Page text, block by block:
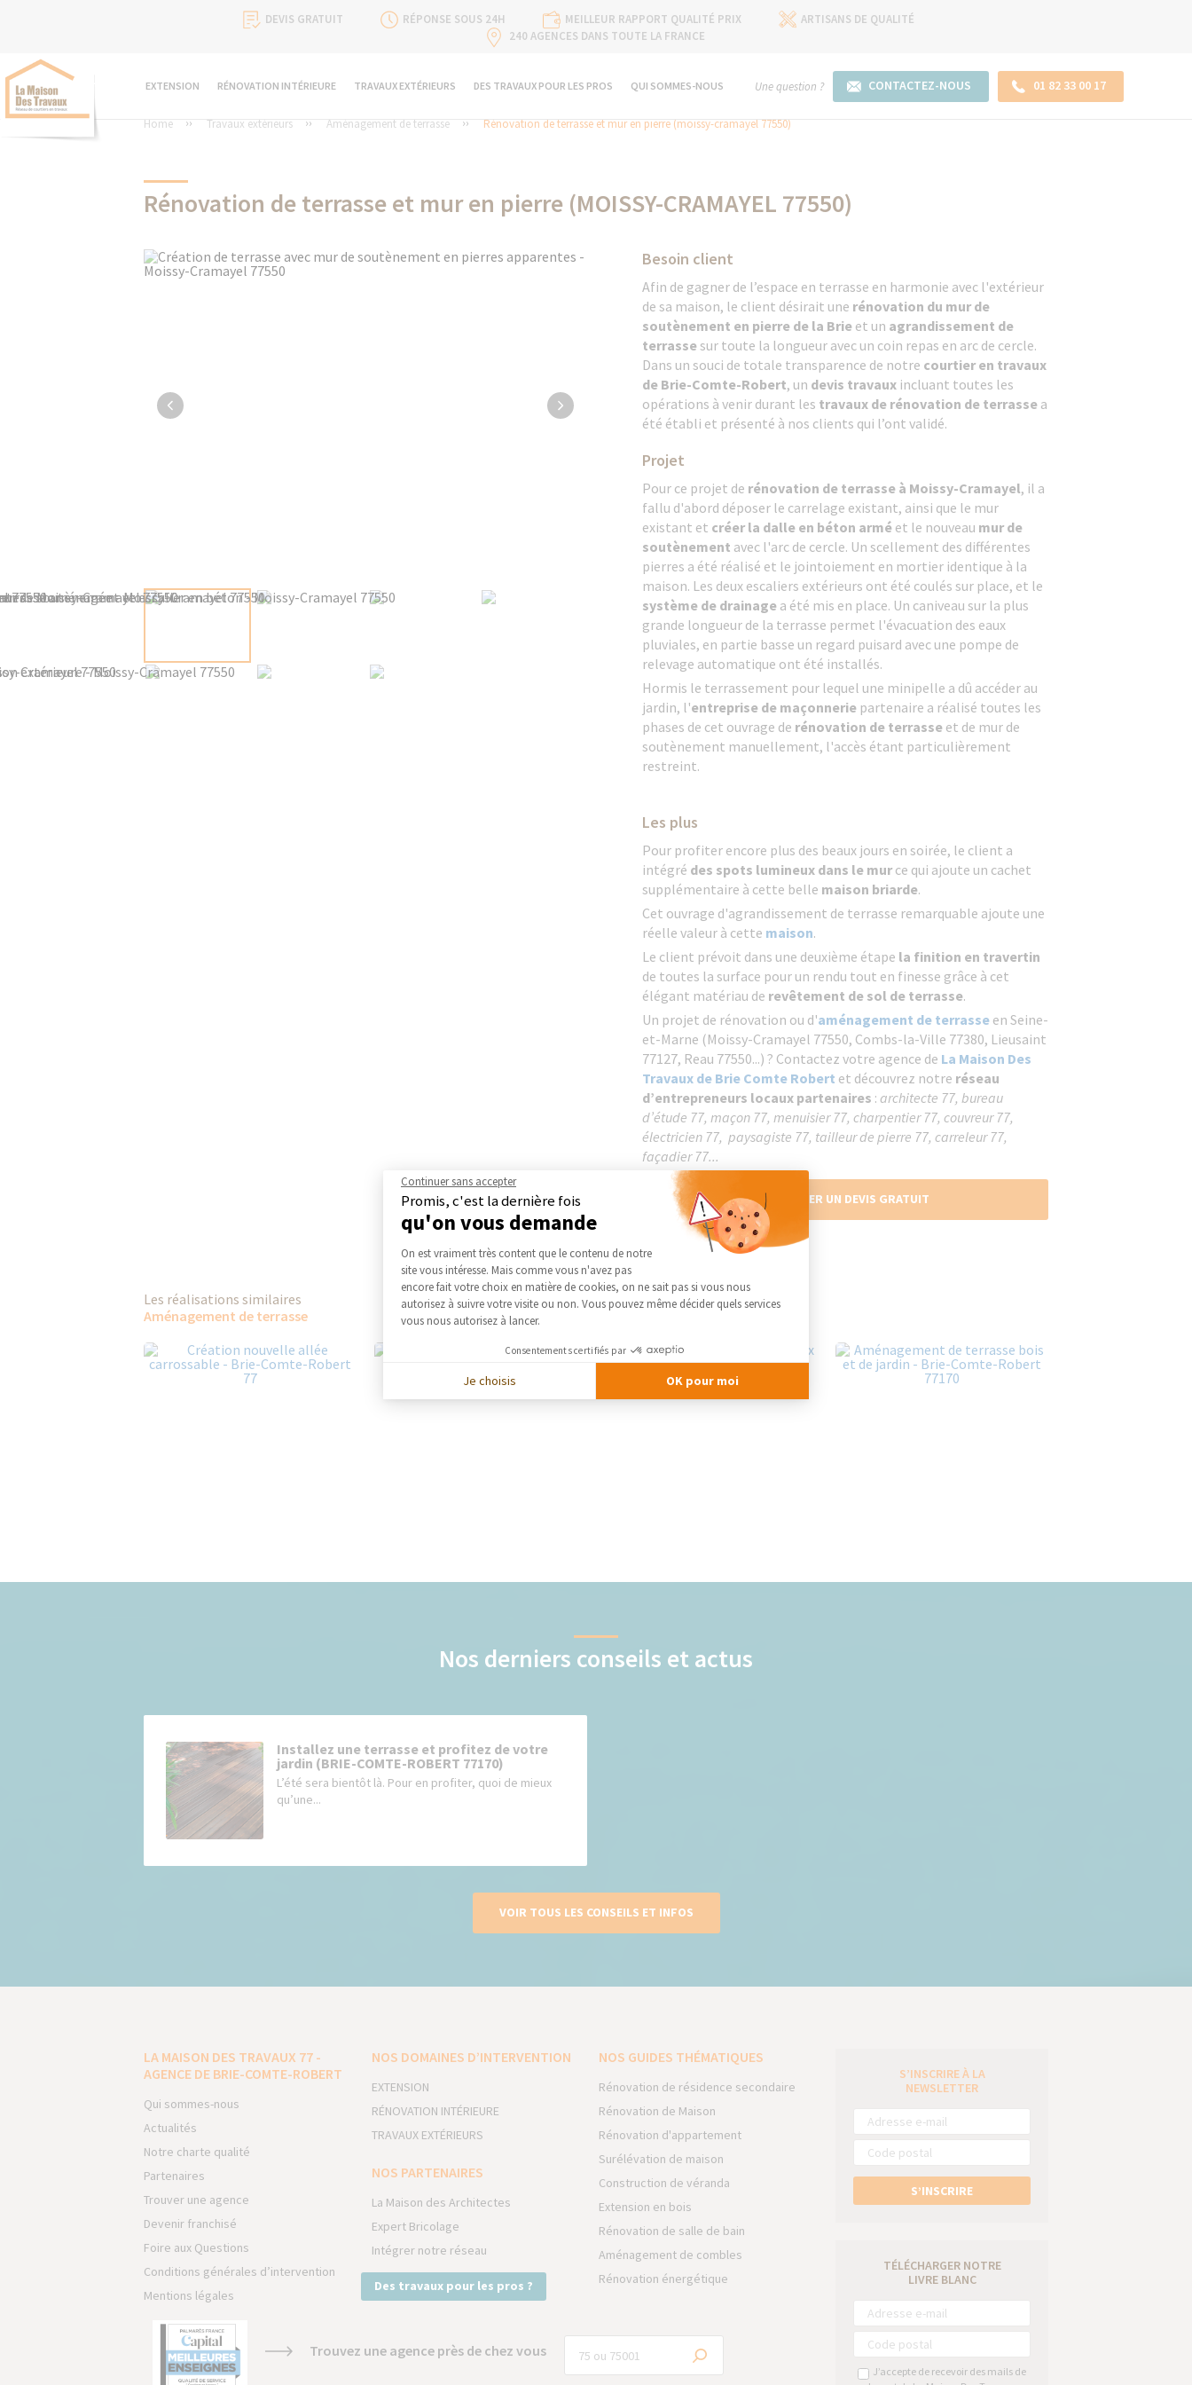
DEVIS GRATUIT RÉPONSE SOUS 24H MEILLEUR RAPPORT QUALITÉ PRIX
ARTISANS DE QUALITÉ
240 AGENCES DANS TOUTE LA FRANCE
EXTENSION RÉNOVATION INTÉRIEURE TRAVAUX EXTÉRIEURS DES TRAVAUX POUR LES PROS QUI SOMMES-NOUS Une question ? CONTACTEZ-NOUS 01 82 33 00 17
Home Travaux extérieurs Aménagement de terrasse Rénovation de terrasse et mur en pierre (moissy-cramayel 77550)
Rénovation de terrasse et mur en pierre (MOISSY-CRAMAYEL 77550)
Besoin client
Afin de gagner de l’espace en terrasse en harmonie avec l'extérieur
de sa maison, le client désirait une rénovation du mur de
soutènement en pierre de la Brie et un agrandissement de
terrassesur toute la longueur avec un coin repas en arc de cercle.
Dans un souci de totale transparence de notre courtier en travaux
de Brie-Comte-Robert, un devis travaux incluant toutes les
opérations à venir durant les travaux de rénovation de terrasse a
été établi et présenté à nos clients qui l’ont validé.
Projet
Pour ce projet de rénovation de terrasse à Moissy-Cramayel, il a
fallu d'abord déposer le carrelage existant, ainsi que le mur
existant et créer la dalle en béton armé et le nouveau mur de
soutènement avec l'arc de cercle. Un scellement des différentes
pierres a été réalisé et le jointoiement en mortier identique à la
maison. Les deux escaliers extérieurs ont été coulés sur place, et le
système de drainage a été mis en place. Un caniveau sur la plus
grande longueur de la terrasse permet l'évacuation des eaux
pluviales, en partie basse un regard puisard avec une pompe de
relevage automatique ont été installés.
Hormis le terrassement pour lequel une minipelle a dû accéder au
jardin, l'entreprise de maçonnerie partenaire a réalisé toutes les
phases de cet ouvrage de rénovation de terrasse et de mur de
soutènement manuellement, l'accès étant particulièrement
restreint.
Les plus
Pour profiter encore plus des beaux jours en soirée, le client a
intégré des spots lumineux dans le mur ce qui ajoute un cachet
supplémentaire à cette belle maison briarde.
Cet ouvrage d'agrandissement de terrasse remarquable ajoute une
réelle valeur à cette maison.
Le client prévoit dans une deuxième étape la finition en travertin
de toutes la surface pour un rendu tout en finesse grâce à cet
élégant matériau de revêtement de sol de terrasse.
Un projet de rénovation ou d'aménagement de terrasse en Seine-
et-Marne (Moissy-Cramayel 77550, Combs-la-Ville 77380, Lieusaint
77127, Reau 77550...) ? Contactez votre agence de La Maison Des
Travaux de Brie Comte Robert et découvrez notre réseau
d’entrepreneurs locaux partenaires : architecte 77, bureau
d’étude 77, maçon 77, menuisier 77, charpentier 77, couvreur 77,
électricien 77, paysagiste 77, tailleur de pierre 77, carreleur 77,
façadier 77...
DEMANDER UN DEVIS GRATUIT
Les réalisations similaires
Aménagement de terrasse
Nos derniers conseils et actus
Installez une terrasse et profitez de votre
jardin (BRIE-COMTE-ROBERT 77170)
L’été sera bientôt là. Pour en profiter, quoi de mieux
qu’une...
VOIR TOUS LES CONSEILS ET INFOS
LA MAISON DES TRAVAUX 77 -
AGENCE DE BRIE-COMTE-ROBERT
Qui sommes-nous
Actualités
Notre charte qualité
Partenaires
Trouver une agence
Devenir franchisé
Foire aux Questions
Conditions générales d’intervention
Mentions légales
NOS DOMAINES D’INTERVENTION
EXTENSION
RÉNOVATION INTÉRIEURE
TRAVAUX EXTÉRIEURS
NOS PARTENAIRES
La Maison des Architectes
Expert Bricolage
Intégrer notre réseau
Des travaux pour les pros ?
NOS GUIDES THÉMATIQUES
Rénovation de résidence secondaire
Rénovation de Maison
Rénovation d'appartement
Surélévation de maison
Construction de véranda
Extension en bois
Rénovation de salle de bain
Aménagement de combles
Rénovation énergétique
Trouvez une agence près de chez vous
S’INSCRIRE À LA
NEWSLETTER
S’INSCRIRE
TÉLÉCHARGER NOTRE
LIVRE BLANC
J’accepte de recevoir des mails de
Continuer sans accepter
Promis, c'est la dernière fois
qu'on vous demande
Plateforme de Gestion du Consentement : Personnalisez vos Options
On est vraiment très content que le contenu de notre
site vous intéresse. Mais comme vous n'avez pas
encore fait votre choix en matière de cookies, on ne sait pas si vous nous
autorisez à suivre votre visite ou non. Vous pouvez même décider quels services
vous nous autorisez à lancer.
Consentements certifiés par
Je choisis OK pour moi
Axeptio consent